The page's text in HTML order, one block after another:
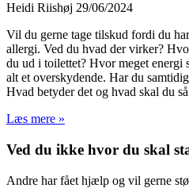
Heidi Riishøj 29/06/2024
Vil du gerne tage tilskud fordi du
allergi. Ved du hvad der virker?
du ud i toilettet? Hvor meget energi
alt et overskydende. Har du
Hvad betyder det og hvad skal du
Læs mere »
Ved du ikke hvor du skal
Andre har fået hjælp og vil gerne